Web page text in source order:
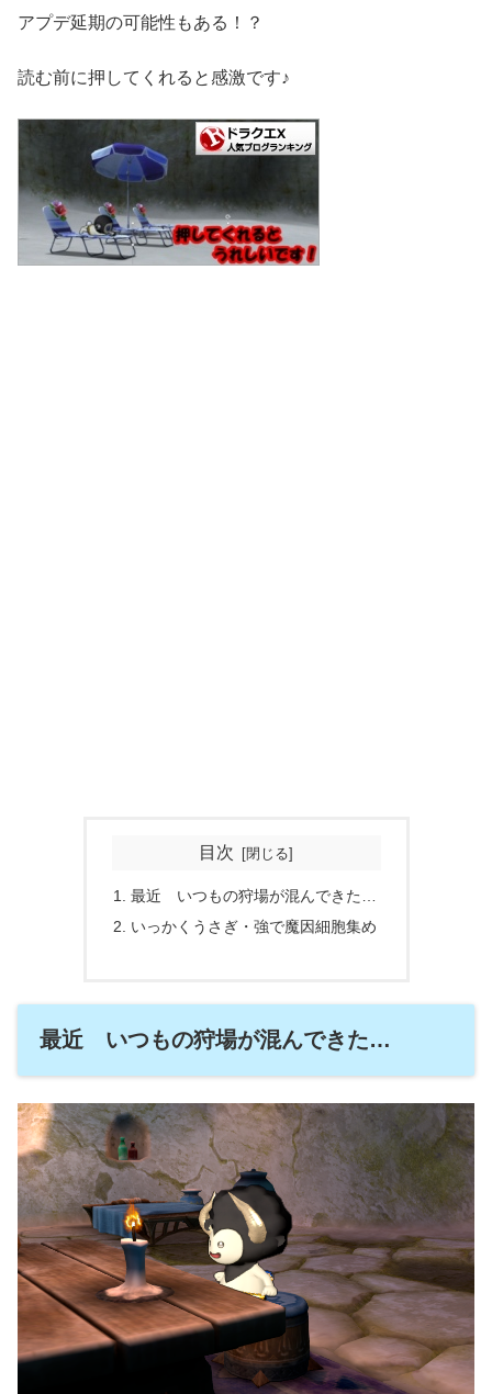
アプデ延期の可能性もある！？
読む前に押してくれると感激です♪
目次
最近 いつもの狩場が混んできた…
いっかくうさぎ・強で魔因細胞集め
最近 いつもの狩場が混んできた…